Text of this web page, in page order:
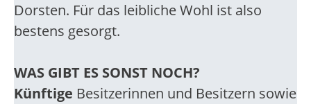
Dorsten. Für das leibliche Wohl ist also
bestens gesorgt.
WAS GIBT ES SONST NOCH?
Künftige Besitzerinnen und Besitzern sowie